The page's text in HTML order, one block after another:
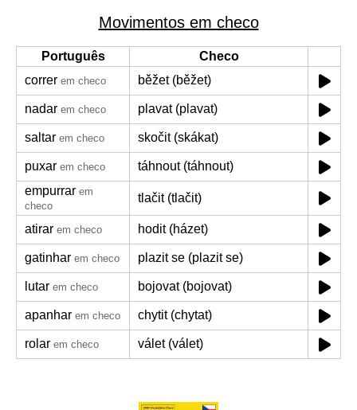
Movimentos em checo
Português
Checo
correr em checo běžet (běžet)
nadar em checo plavat (plavat)
saltar em checo skočit (skákat)
puxar em checo
táhnout (táhnout)
empurrar em
checo
tlačit (tlačit)
atirar em checo hodit (házet)
gatinhar em checo plazit se (plazit se)
lutar em checo bojovat (bojovat)
apanhar em checo chytit (chytat)
rolar em checo válet (válet)